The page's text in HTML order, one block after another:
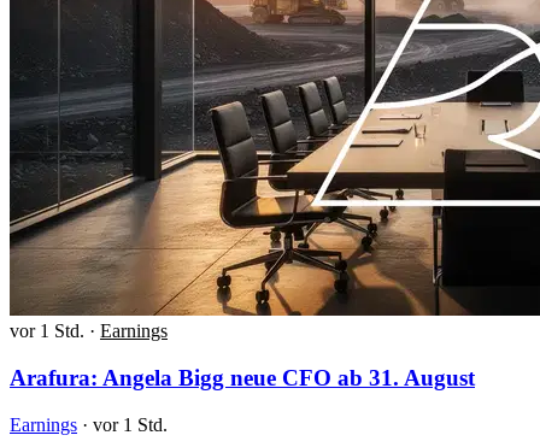
vor 1 Std. · Earnings
Arafura: Angela Bigg neue CFO ab 31. August
Earnings · vor 1 Std.